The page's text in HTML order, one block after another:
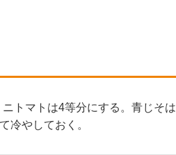
トマトは4等分にする。青じそは
冷やしておく。